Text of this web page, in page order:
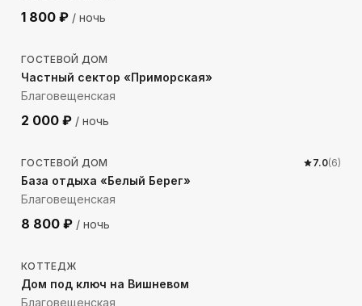
1 800 ₽ / ночь
1244 м до моря
ГОСТЕВОЙ ДОМ
Частный сектор «Приморская»
Благовещенская
2 000 ₽ / ночь
247м до моря
ГОСТЕВОЙ ДОМ 7.0(6)
База отдыха «Белый Берег»
Благовещенская
8 800 ₽ / ночь
903м до моря
КОТТЕДЖ
Дом под ключ на Вишневом
Благовещенская